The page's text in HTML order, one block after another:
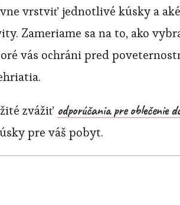
vrstviť jednotlivé kúsky a
Zameriame sa na to, ako
vás ochráni pred
zvážiť odporúčania pre oblečenie
pre váš pobyt.